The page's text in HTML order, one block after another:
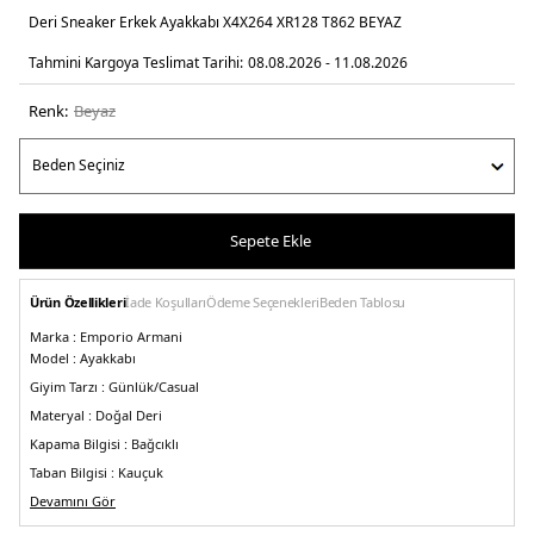
Deri Sneaker Erkek Ayakkabı X4X264 XR128 T862 BEYAZ
Tahmini Kargoya Teslimat Tarihi: 08.08.2026 - 11.08.2026
Renk: beyaz
Sepete Ekle
Ürün Özellikleriİade KoşullarıÖdeme SeçenekleriBeden Tablosu
Marka : Emporio Armani
Model : Ayakkabı
Giyim Tarzı : Günlük/Casual
Materyal : Doğal Deri
Kapama Bilgisi : Bağcıklı
Taban Bilgisi : Kauçuk
Üretim Yeri :Endonezya
5DY1X4X264XR128T862.25
Devamını Gör